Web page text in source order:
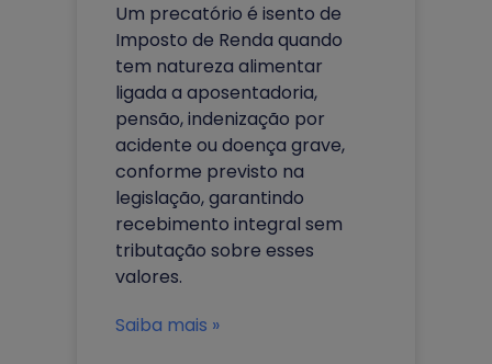
Um precatório é isento de
Imposto de Renda quando
tem natureza alimentar
ligada a aposentadoria,
pensão, indenização por
acidente ou doença grave,
conforme previsto na
legislação, garantindo
recebimento integral sem
tributação sobre esses
valores.
Saiba mais »